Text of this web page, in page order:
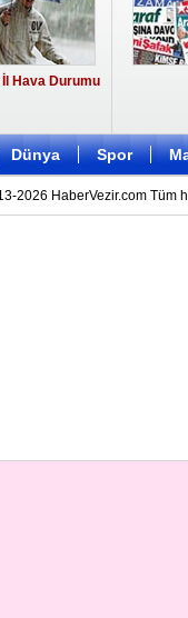
İl İl Hava Durumu
Dünya Spor
2026 HaberVezir.com Tüm